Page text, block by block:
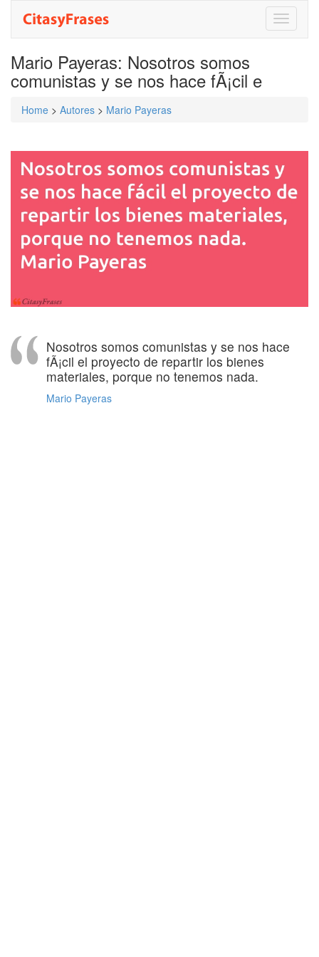
Toggle
Mario Payeras: Nosotros somos
comunistas y se nos hace fÃ¡cil e
Home > Autores > Mario Payeras
Nosotros somos comunistas y se nos hace
fÃ¡cil el proyecto de repartir los bienes
materiales, porque no tenemos nada.
Mario Payeras